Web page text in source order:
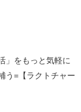
」をもっと気軽に
う=【ラクトチャー